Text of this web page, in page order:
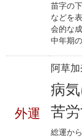
苗字の
などを
会的な
中年期
外運
阿草
病
苦労
総運か